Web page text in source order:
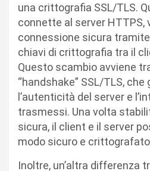
una crittografia SSL/TLS.
connette al server HTTPS,
connessione sicura
chiavi di crittografia tra il
Questo scambio avviene
“handshake” SSL/TLS,
l’autenticità del server e
trasmessi. Una volta
sicura, il client e il server
modo sicuro e
Inoltre, un’altra differenza